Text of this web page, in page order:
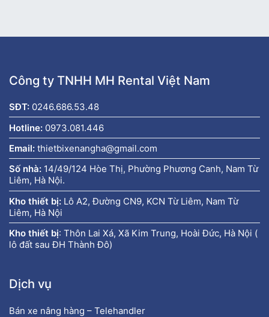
Công ty TNHH MH Rental Việt Nam
SĐT: 0246.686.53.48
Hotline: 0973.081.446
Email: thietbixenangha@gmail.com
Số nhà: 14/49/124 Hòe Thị, Phường Phương Canh, Nam Từ
Liêm, Hà Nội.
Kho thiết bị: Lô A2, Đường CN9, KCN Từ Liêm, Nam Từ
Liêm, Hà Nội
Kho thiết bị: Thôn Lai Xá, Xã Kim Trung, Hoài Đức, Hà Nội (
lô đất sau ĐH Thành Đô)
Dịch vụ
Bán xe nâng hàng – Telehandler